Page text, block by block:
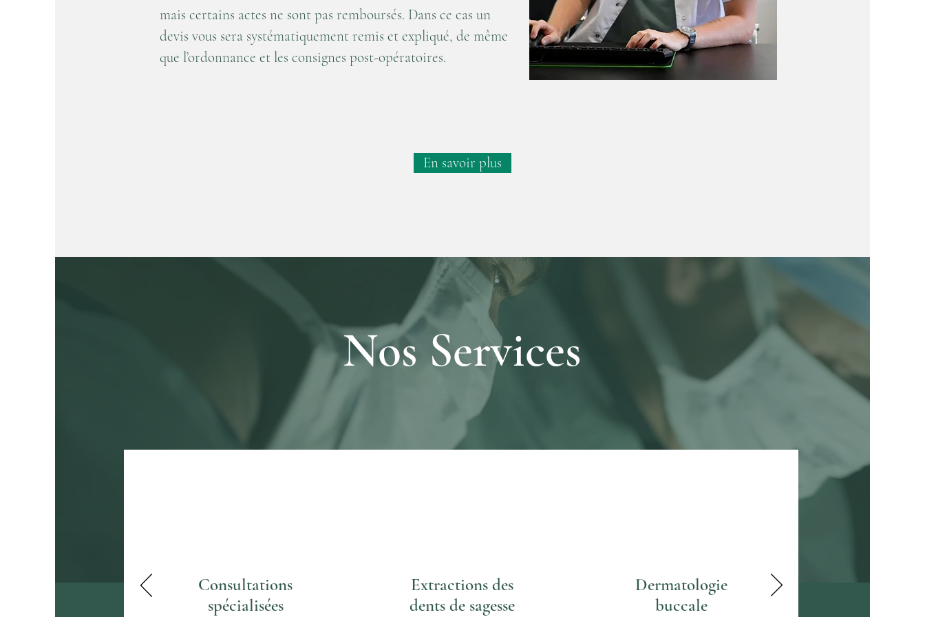
mais certains actes ne sont pas remboursés. Dans ce cas un
devis vous sera systématiquement remis et expliqué, de même
que l’ordonnance et les consignes post-opératoires.
En savoir plus
Nos Services
Consultations
spécialisées
Extractions des
dents de sagesse
Dermatologie
buccale